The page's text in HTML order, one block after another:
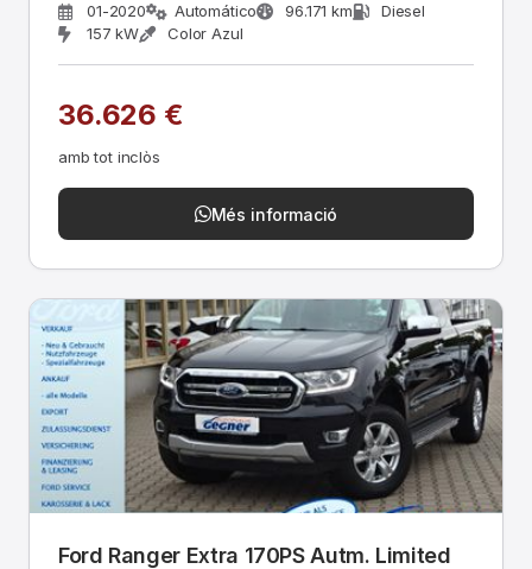
01-2020 Automático 96.171 km
Diesel
157 kW
Color Azul
36.626 €
amb tot inclòs
Més informació
Ford Ranger Extra 170PS Autm. Limited